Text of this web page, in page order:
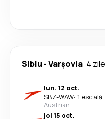
Sibiu -Varşovia 4 zile
lun. 12 oct.
SBZ-WAW· 1 escală
Austrian
joi 15 oct.